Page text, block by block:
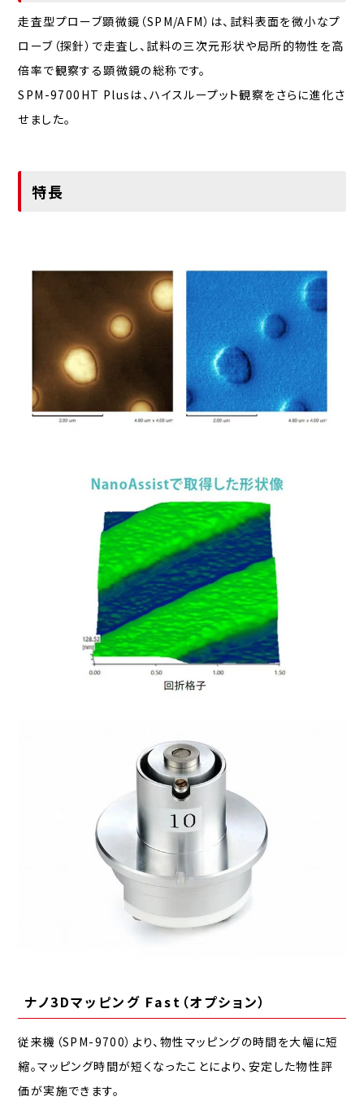
走査型プローブ顕微鏡（SPM/AFM）は、試料表面を微小なプ
ローブ（探針）で走査し、試料の三次元形状や局所的物性を高
倍率で観察する顕微鏡の総称です。
SPM-9700HT Plusは、ハイスループット観察をさらに進化さ
せました。
特長
ナノ3Dマッピング Fast（オプション）
従来機（SPM-9700）より、物性マッピングの時間を大幅に短
縮。マッピング時間が短くなったことにより、安定した物性評
価が実施できます。